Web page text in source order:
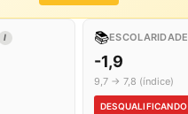
I 📚ESCOLARIDADE
-1,9
9,7 → 7,8 (índice)
DESQUALIFICANDO